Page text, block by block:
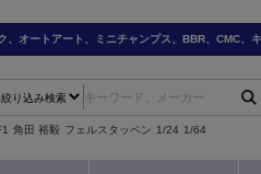
オートアート、ミニチャンプス、BBR、CMC、
角田 裕毅 フェルスタッペン 1/24 1/64